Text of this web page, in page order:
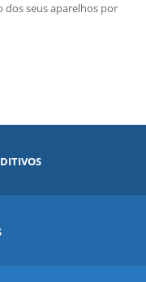
dos seus aparelhos por